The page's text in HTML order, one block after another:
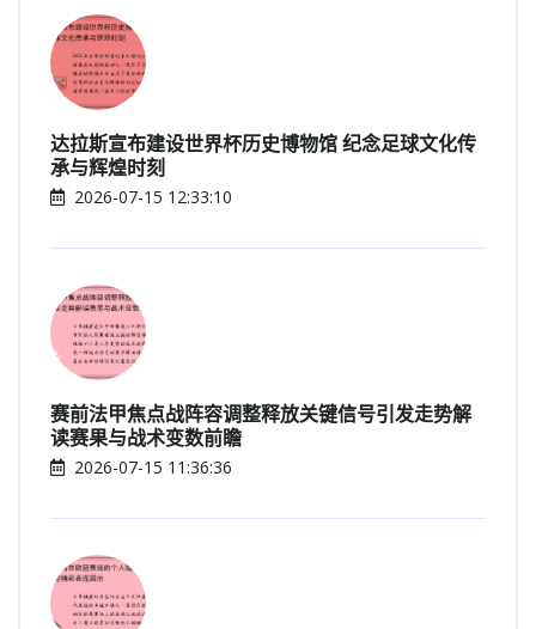
达拉斯宣布建设世界杯历史博物馆 纪念足球文化传
承与辉煌时刻
2026-07-15 12:33:10
赛前法甲焦点战阵容调整释放关键信号引发走势解
读赛果与战术变数前瞻
2026-07-15 11:36:36